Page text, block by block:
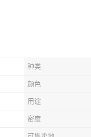
种类
颜色
用途
密度